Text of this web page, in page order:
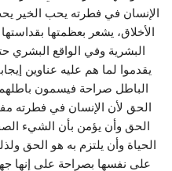
الإنسان في فطرته يحب
الأخلاق، يشعر بعظمتها
البشرية وفي الواقع البشري
يقدموا لما هم عليه عناوين
الباطل صراحة فيسمون
الحق لأن الإنسان في فطرته
الحق وأن يؤمن بأن الشيء
الحياة وأن يلتزم به هو الحق
على نفسها بصراحة على إنها